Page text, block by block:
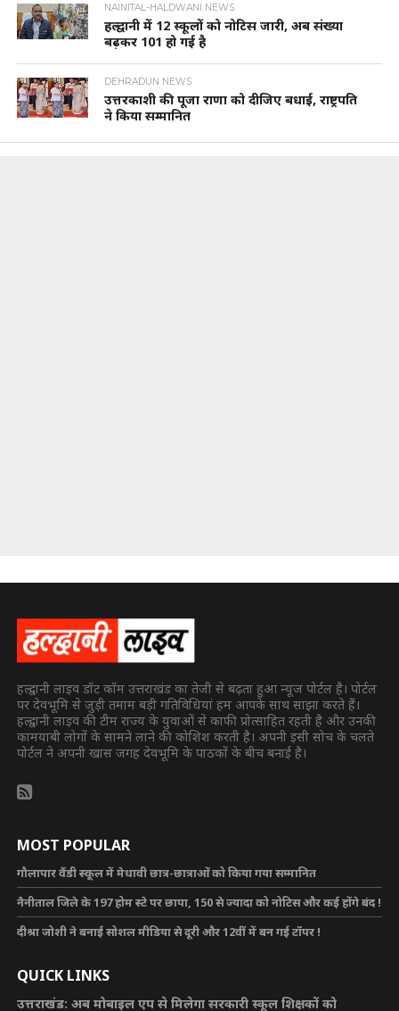
NAINITAL-HALDWANI NEWS
हल्द्वानी में 12 स्कूलों को नोटिस जारी, अब संख्या
बढ़कर 101 हो गई है
DEHRADUN NEWS
उत्तरकाशी की पूजा राणा को दीजिए बधाई, राष्ट्रपति
ने किया सम्मानित
हल्द्वानी लाइव डॉट कॉम उत्तराखंड का तेजी से बढ़ता हुआ न्यूज पोर्टल है। पोर्टल
पर देवभूमि से जुड़ी तमाम बड़ी गतिविधियां हम आपके साथ साझा करते हैं।
हल्द्वानी लाइव की टीम राज्य के युवाओं से काफी प्रोत्साहित रहती है और उनकी
कामयाबी लोगों के सामने लाने की कोशिश करती है। अपनी इसी सोच के चलते
पोर्टल ने अपनी खास जगह देवभूमि के पाठकों के बीच बनाई है।
MOST POPULAR
गौलापार वैंडी स्कूल में मेधावी छात्र-छात्राओं को किया गया सम्मानित
नैनीताल जिले के 197 होम स्टे पर छापा, 150 से ज्यादा को नोटिस और कई होंगे बंद !
दीश्रा जोशी ने बनाई सोशल मीडिया से दूरी और 12वीं में बन गई टॉपर !
QUICK LINKS
उत्तराखंड: अब मोबाइल एप से मिलेगा सरकारी स्कूल शिक्षकों को